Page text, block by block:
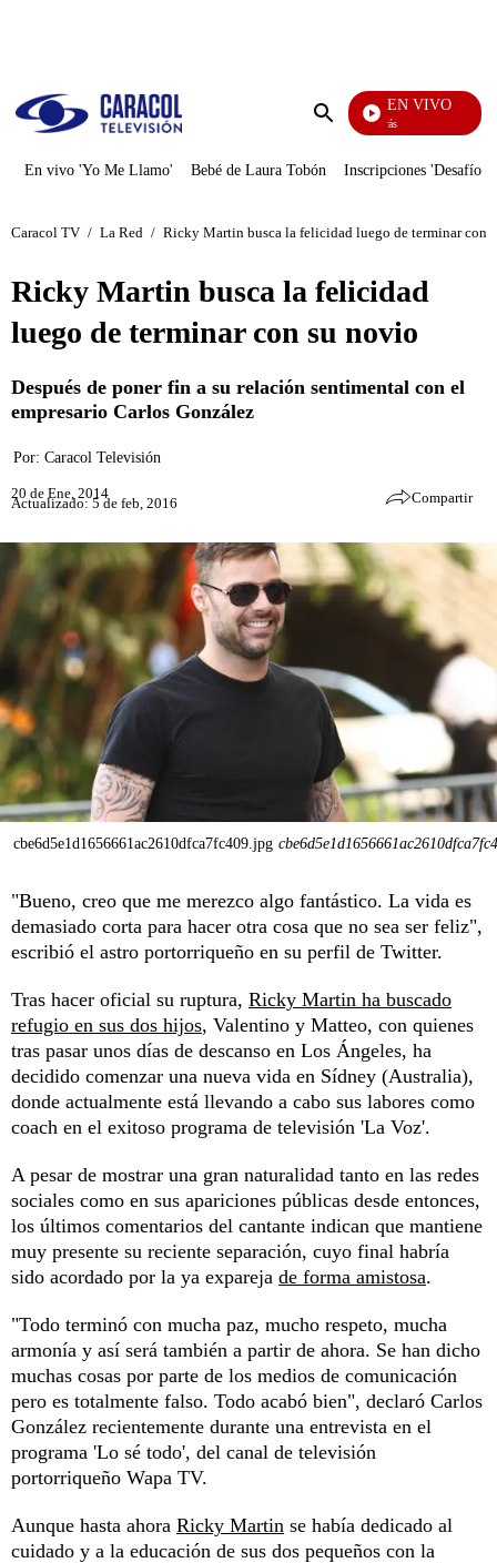
Enviar
EN VIVO
También Caerás
En vivo 'Yo Me Llamo' Bebé de Laura Tobón Inscripciones 'Desafío'
Caracol TV / La Red / Ricky Martin busca la felicidad luego de terminar con
Ricky Martin busca la felicidad
luego de terminar con su novio
Después de poner fin a su relación sentimental con el
empresario Carlos González
Por: Caracol Televisión
20 de Ene, 2014
Actualizado: 5 de feb, 2016 Compartir
cbe6d5e1d1656661ac2610dfca7fc409.jpg
"Bueno, creo que me merezco algo fantástico. La vida es
demasiado corta para hacer otra cosa que no sea ser feliz",
escribió el astro portorriqueño en su perfil de Twitter.
Tras hacer oficial su ruptura, Ricky Martin ha buscado
refugio en sus dos hijos, Valentino y Matteo, con quienes
tras pasar unos días de descanso en Los Ángeles, ha
decidido comenzar una nueva vida en Sídney (Australia),
donde actualmente está llevando a cabo sus labores como
coach en el exitoso programa de televisión 'La Voz'.
A pesar de mostrar una gran naturalidad tanto en las redes
sociales como en sus apariciones públicas desde entonces,
los últimos comentarios del cantante indican que mantiene
muy presente su reciente separación, cuyo final habría
sido acordado por la ya expareja de forma amistosa.
"Todo terminó con mucha paz, mucho respeto, mucha
armonía y así será también a partir de ahora. Se han dicho
muchas cosas por parte de los medios de comunicación
pero es totalmente falso. Todo acabó bien", declaró Carlos
González recientemente durante una entrevista en el
programa 'Lo sé todo', del canal de televisión
portorriqueño Wapa TV.
Aunque hasta ahora Ricky Martin se había dedicado al
cuidado y a la educación de sus dos pequeños con la